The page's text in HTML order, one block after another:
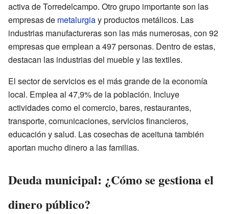
activa de Torredelcampo. Otro grupo importante son las
empresas de metalurgiay productos metálicos. Las
industrias manufactureras son las más numerosas, con 92
empresas que emplean a 497 personas. Dentro de estas,
destacan las industrias del mueble y las textiles.
El sector de servicios es el más grande de la economía
local. Emplea al 47,9% de la población. Incluye
actividades como el comercio, bares, restaurantes,
transporte, comunicaciones, servicios financieros,
educación y salud. Las cosechas de aceituna también
aportan mucho dinero a las familias.
Deuda municipal: ¿Cómo se gestiona el
dinero público?